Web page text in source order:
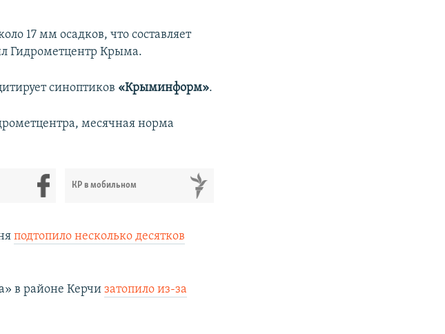
17 мм осадков, что составляет
Гидрометцентр Крыма.
синоптиков «Крыминформ».
месячная норма
КР в мобильном
подтопило несколько десятков
в районе Керчизатопило из-за